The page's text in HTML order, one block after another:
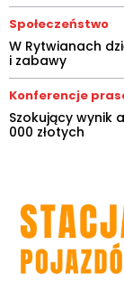
Społeczeństwo
W Rytwianach
i zabawy
Konferencje
Szokujący wynik
000 złotych